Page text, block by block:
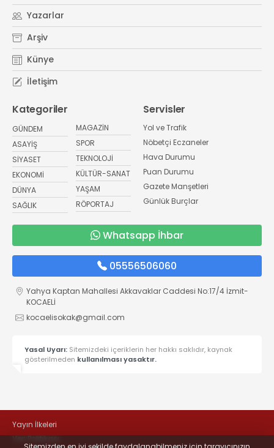
Yazarlar
Arşiv
Künye
İletişim
Kategoriler
GÜNDEM
ASAYİŞ
SİYASET
EKONOMİ
DÜNYA
SAĞLIK
MAGAZİN
SPOR
TEKNOLOJİ
KÜLTÜR-SANAT
YAŞAM
RÖPORTAJ
Servisler
Yol ve Trafik
Nöbetçi Eczaneler
Hava Durumu
Puan Durumu
Gazete Manşetleri
Günlük Burçlar
Whatsapp İhbar
05556506060
Yahya Kaptan Mahallesi Akkavaklar Caddesi No:17/4 İzmit-
KOCAELİ
kocaelisokak@gmail.com
Yasal Uyarı: Sitemizdeki içeriklerin her hakkı saklıdır, kaynak
gösterilmeden kullanılması yasaktır.
Yayın İlkeleri
Veri Politikası